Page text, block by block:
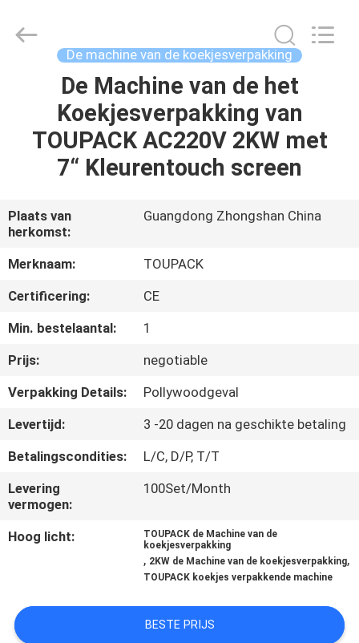
THUIS
PRODUCTEN
ONS
RONDLEIDING
DOOR
DE
FABRIEK
KWALITEITSCONTROLE
NEEM
CONTACT
MET
ONS
NIEUWS
De machine van de koekjesverpakking
De Machine van de het
Koekjesverpakking van
TOUPACK AC220V 2KW met
7“ Kleurentouch screen
Plaats van
herkomst:
Guangdong Zhongshan China
Merknaam:
TOUPACK
Certificering:
CE
Min. bestelaantal:
1
Prijs:
negotiable
Verpakking Details:
Pollywoodgeval
Levertijd:
3 -20 dagen na geschikte betaling
Betalingscondities:
L/C, D/P, T/T
Levering
vermogen:
100Set/Month
Hoog licht:
TOUPACK de Machine van de
koekjesverpakking
, 2KW de Machine van de koekjesverpakking,
TOUPACK koekjes verpakkende machine
BESTE PRIJS